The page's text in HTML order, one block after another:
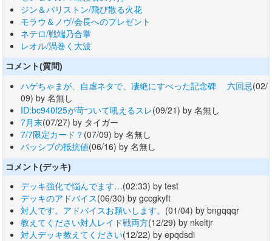
ジン＆パリストン/飛び散る火花
モラウ＆ノヴ/会長へのプレゼント
ネテロ/戦端乃合掌
レオル/渦巻く大波
コメント(質問)
ハゲちゃまが、自虐ネタで、凄絶にすべった記念碑 六回忌(02/
09) by 名無し
ID:bc940f25が苛ついて吼えるスレ(09/21) by 名無し
7月末(07/27) by タイガー
7/7限定カード？ (07/09) by 名無し
パッシブの抵抗値(06/16) by 名無し
コメント(デッキ)
デッキ強化で悩んでます…(02:33) by test
デッキのアドバイス(06/30) by gccgkyft
対人です。アドバイスお願いします。 (01/04) by bngqqqr
教えてください対人レイド戦両方(12/29) by nkeltjr
対人デッキ教えてください(12/22) by epqdsdi